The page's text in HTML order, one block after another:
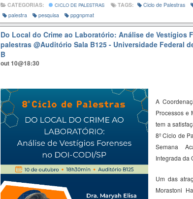
CATEGORIAS: CICLO DE PALESTRAS TAGS: Ciclo de Palestras
palestra
pesquisa ppgnpmat
Do Local do Crime ao Laboratório: Análise de Vestígios
palestras @Auditório Sala B125 - Universidade Federal
B
out 10@18:30
A
Processos e
tem a
8º Ciclo de
Semana
Integrada da
Um das
Morastoni